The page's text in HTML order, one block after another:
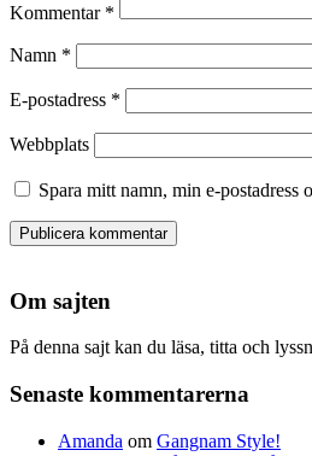
Kommentar *
Namn *
E-postadress *
Webbplats
Spara mitt namn, min e-postadress
Om sajten
På denna sajt kan du läsa, titta och
Senaste kommentarerna
Amanda om Gangnam Style!